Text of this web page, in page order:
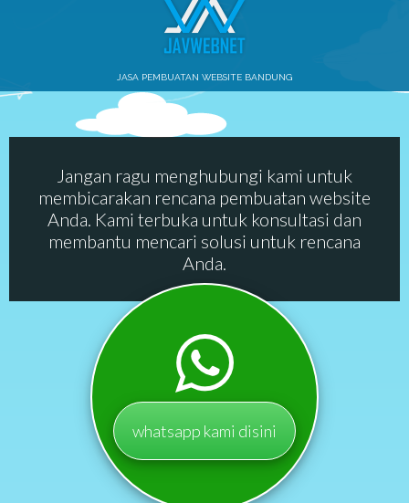
JASA PEMBUATAN WEBSITE BANDUNG
Jangan ragu menghubungi kami untuk
membicarakan rencana pembuatan website
Anda. Kami terbuka untuk konsultasi dan
membantu mencari solusi untuk rencana
Anda.
whatsapp kami disini